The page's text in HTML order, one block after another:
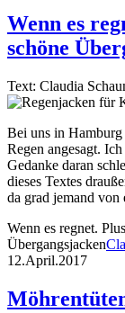
Wenn es
schöne
Text: Claudia
Bei uns in
Regen angesagt.
Gedanke daran
dieses Textes
da grad jemand
Wenn es regnet.
Übergangsjacken
12.April.2017